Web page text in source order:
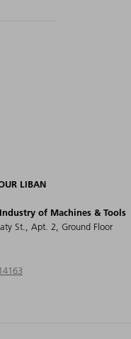
LIBAN
of Machines & Tools
St., Apt. 2, Ground Floor